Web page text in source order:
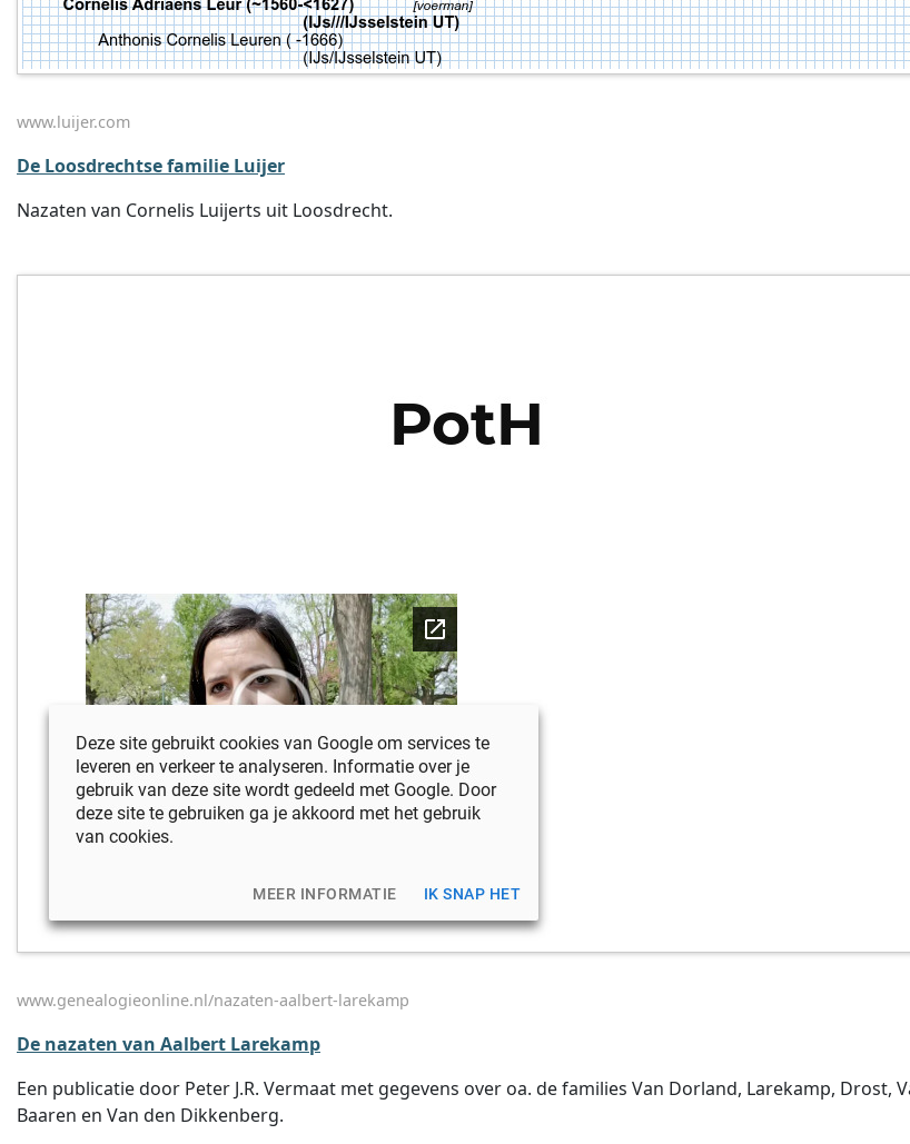
www.luijer.com
De Loosdrechtse familie Luijer
Nazaten van Cornelis Luijerts uit Loosdrecht.
www.genealogieonline.nl/nazaten-aalbert-larekamp
De nazaten van Aalbert Larekamp
Een publicatie door Peter J.R. Vermaat met gegevens over oa. de families Van Dorland, Larekamp, Drost,
Baaren en Van den Dikkenberg.